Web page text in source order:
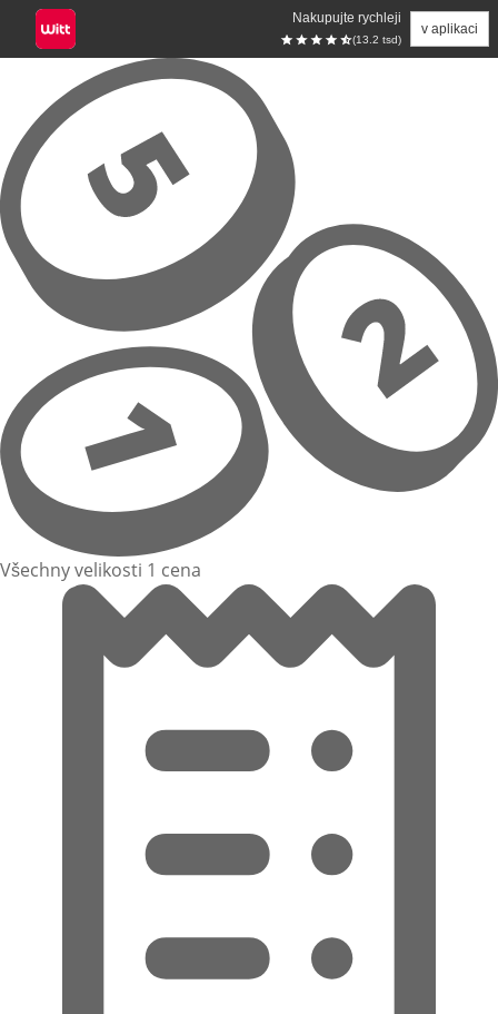
Nakupujte rychleji
(13.2 tsd)
v aplikaci
Přeskočit na hlavní obsah
Všechny velikosti 1 cena